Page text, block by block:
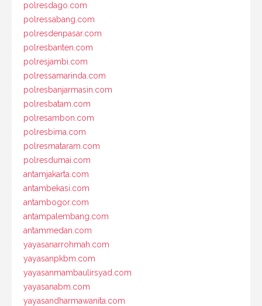
polresdago.com
polressabang.com
polresdenpasar.com
polresbanten.com
polresjambi.com
polressamarinda.com
polresbanjarmasin.com
polresbatam.com
polresambon.com
polresbima.com
polresmataram.com
polresdumai.com
antamjakarta.com
antambekasi.com
antambogor.com
antampalembang.com
antammedan.com
yayasanarrohmah.com
yayasanpkbm.com
yayasanmambaulirsyad.com
yayasanabm.com
yayasandharmawanita.com